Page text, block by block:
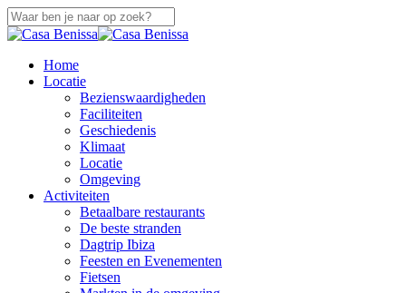
Overslaan
naar
Sluiten
zoek
Menu
Home
Locatie
Bezienswaardigheden
Faciliteiten
Geschiedenis
Klimaat
Locatie
Omgeving
Activiteiten
Betaalbare restaurants
De beste stranden
Dagtrip Ibiza
Feesten en Evenementen
Fietsen